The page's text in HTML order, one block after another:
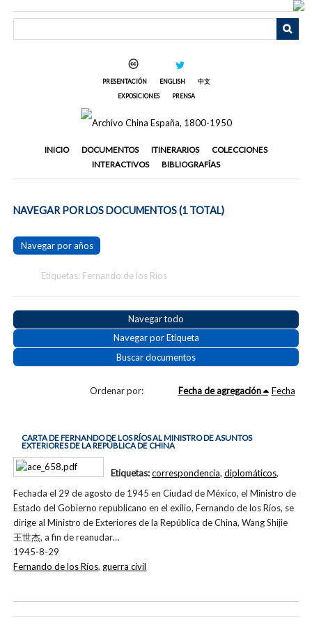
PRESENTACIÓN ENGLISH
中文
EXPOSICIONES
PRENSA
INICIO DOCUMENTOS ITINERARIOS
COLECCIONES
INTERACTIVOS
BIBLIOGRAFÍAS
NAVEGAR POR LOS DOCUMENTOS (1 TOTAL)
Navegar por años
Etiquetas: Fernando de los Ríos
Navegar todo
Navegar por Etiqueta
Buscar documentos
Ordenar por: Fecha de agregación Fecha
CARTA DE FERNANDO DE LOS RÍOS AL MINISTRO DE ASUNTOS
EXTERIORES DE LA REPÚBLICA DE CHINA
Fechada el 29 de agosto de 1945 en Ciudad de México, el Ministro de
Estado del Gobierno republicano en el exilio, Fernando de los Ríos, se
dirige al Ministro de Exteriores de la República de China, Wang Shijie
王世杰, a fin de reanudar…
1945-8-29
Etiquetas:correspondencia, diplomáticos,
Fernando de los Ríos, guerra civil